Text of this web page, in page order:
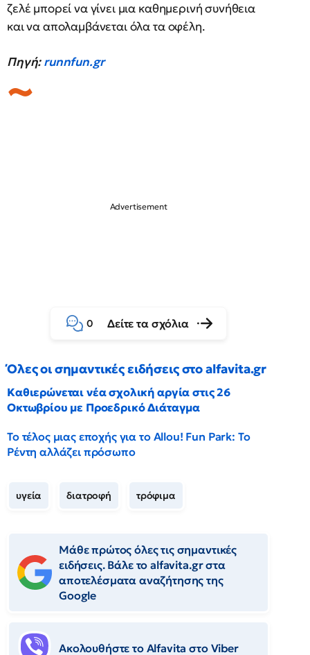
ζελέ μπορεί να γίνει μια καθημερινή συνήθεια
και να απολαμβάνεται όλα τα οφέλη.
Πηγή:runnfun.gr
0 Δείτε τα σχόλια
Όλες οι σημαντικές ειδήσεις στο alfavita.gr
Καθιερώνεται νέα σχολική αργία στις 26
Οκτωβρίου με Προεδρικό Διάταγμα
Το τέλος μιας εποχής για το Allou! Fun Park: Το
Ρέντη αλλάζει πρόσωπο
υγεία διατροφή τρόφιμα
Μάθε πρώτος όλες τις σημαντικές
ειδήσεις. Βάλε το alfavita.gr στα
αποτελέσματα αναζήτησης της
Google
Ακολουθήστε το Αlfavita στο Viber